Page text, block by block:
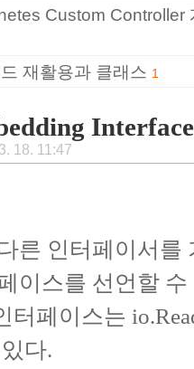
Custom Controller
재활용과 클래스 1
18. 11:47
른 인터페이서를
이스를 선언할
터페이스는
다.